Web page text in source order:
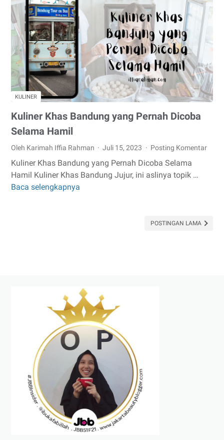
Ini
Dia
Kronologinya
KULINER
Kuliner Khas Bandung yang Pernah Dicoba
Selama Hamil
Oleh Karimah Iffia Rahman Juli 15, 2023 Posting Komentar
Kuliner Khas Bandung yang Pernah Dicoba Selama
Hamil Kuliner Khas Bandung Jujur, ini aslinya topik …
Baca selengkapnya
POSTINGAN LAMA